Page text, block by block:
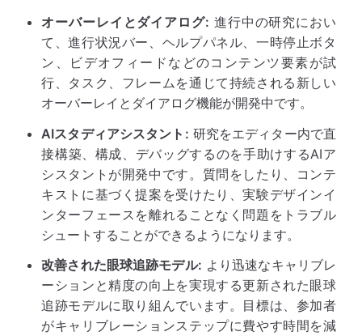
オーバーレイとダイアログ: 進行中の研究におい
て、進行状況バー、ヘルプパネル、一時停止ボタ
ン、ビデオフィードなどのコンテンツ要素が試
行、タスク、フレームを通じて持続される新しい
オーバーレイとダイアログ機能が開発中です。
AIスタディアシスタント: 研究をエディター内で直
接構築、構成、デバッグするのを手助けするAIア
シスタントが開発中です。質問をしたり、コンテ
キストに基づく提案を受けたり、実験デザインイ
ンターフェースを離れることなく問題をトラブル
シュートすることができるようになります。
改善された眼球追跡モデル: より迅速なキャリブレ
ーションと精度の向上を実現する更新された眼球
追跡モデルに取り組んでいます。目標は、参加者
がキャリブレーションステップに費やす時間を減